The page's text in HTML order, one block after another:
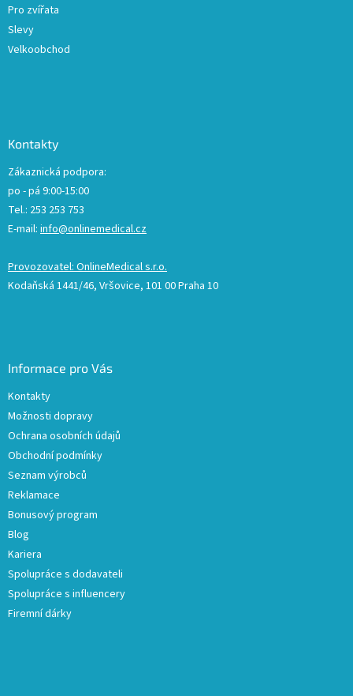
Pro zvířata
Slevy
Velkoobchod
Kontakty
Zákaznická podpora:
po - pá 9:00-15:00
Tel.: 253 253 753
E-mail: info@onlinemedical.cz
Provozovatel: OnlineMedical s.r.o.
Kodaňská 1441/46, Vršovice, 101 00 Praha 10
Informace pro Vás
Kontakty
Možnosti dopravy
Ochrana osobních údajů
Obchodní podmínky
Seznam výrobců
Reklamace
Bonusový program
Blog
Kariera
Spolupráce s dodavateli
Spolupráce s influencery
Firemní dárky